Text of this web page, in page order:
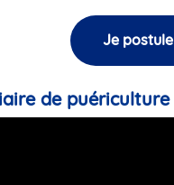
Je postule
de puériculture